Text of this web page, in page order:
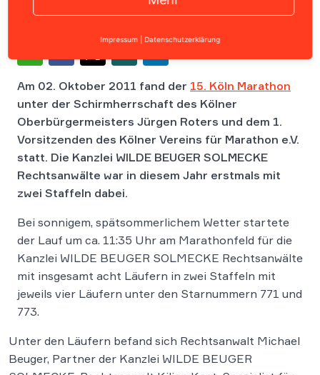
Am 02. Oktober 2011 fand der 15. Köln Marathon
unter der Schirmherrschaft des Kölner
Oberbürgermeisters Jürgen Roters und dem 1.
Vorsitzenden des Kölner Vereins für Marathon e.V.
statt. Die Kanzlei WILDE BEUGER SOLMECKE
Rechtsanwälte war in diesem Jahr erstmals mit
zwei Staffeln dabei.
Bei sonnigem, spätsommerlichem Wetter startete
der Lauf um ca. 11:35 Uhr am Marathonfeld für die
Kanzlei WILDE BEUGER SOLMECKE Rechtsanwälte
mit insgesamt acht Läufern in zwei Staffeln mit
jeweils vier Läufern unter den Starnummern 771 und
773.
Unter den Läufern befand sich Rechtsanwalt Michael
Beuger, Partner der Kanzlei WILDE BEUGER
Impressum Datenschutzerklärung